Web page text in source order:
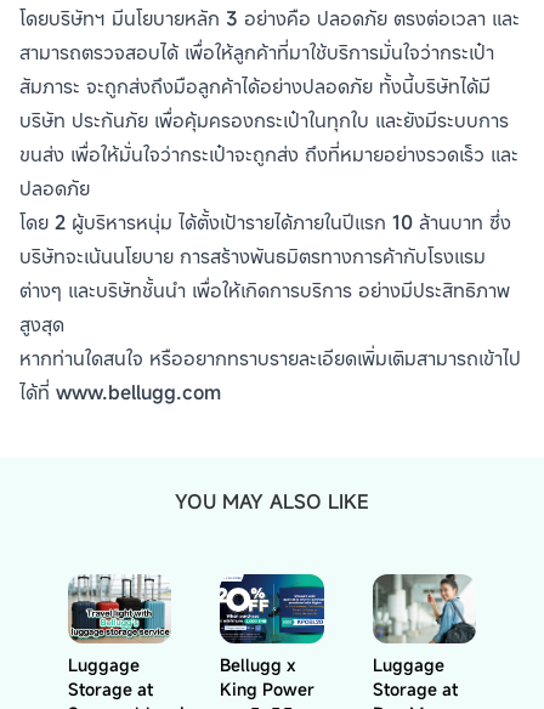
โดยบริษัทฯ มีนโยบายหลัก 3 อย่างคือ ปลอดภัย ตรงต่อเวลา และ
สามารถตรวจสอบได้ เพื่อให้ลูกค้าที่มาใช้บริการมั่นใจว่ากระเป๋า
สัมภาระ จะถูกส่งถึงมือลูกค้าได้อย่างปลอดภัย ทั้งนี้บริษัทได้มี
บริษัท ประกันภัย เพื่อคุ้มครองกระเป๋าในทุกใบ และยังมีระบบการ
ขนส่ง เพื่อให้มั่นใจว่ากระเป๋าจะถูกส่ง ถึงที่หมายอย่างรวดเร็ว และ
ปลอดภัย
โดย 2 ผู้บริหารหนุ่ม ได้ตั้งเป้ารายได้ภายในปีแรก 10 ล้านบาท ซึ่ง
บริษัทจะเน้นนโยบาย การสร้างพันธมิตรทางการค้ากับโรงแรม
ต่างๆ และบริษัทชั้นนำ เพื่อให้เกิดการบริการ อย่างมีประสิทธิภาพ
สูงสุด
หากท่านใดสนใจ หรืออยากทราบรายละเอียดเพิ่มเติมสามารถเข้าไป
ได้ที่ www.bellugg.com
YOU MAY ALSO LIKE
Luggage
Storage at
Bellugg x
King Power
Luggage
Storage at